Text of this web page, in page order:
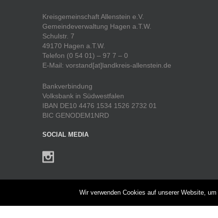
Kreisgemeinschaft Allenstein e.V.
Gemeindeverwaltung Hagen a.T.W.
Schulstr. 7
49170 Hagen a.T.W.
Telefon (0 54 01) – 97 7 – 0
E-Mail: vorstand[at]landkreis-allenstein.de
Bankverbindung
Volksbank in Südwestfalen
IBAN DE10 4476 1534 1526 2732 01
BIC GENODEM1NRD
SOCIAL MEDIA
UNTERMENÜWir verwenden Cookies auf unserer Website,